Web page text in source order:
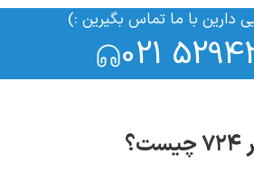
دارین با ما تماس بگیرین :)
021